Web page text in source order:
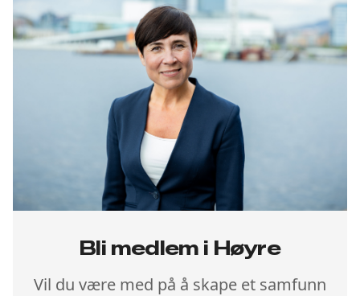
Bli medlem i Høyre
Vil du være med på å skape et samfunn